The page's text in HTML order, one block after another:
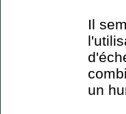
Il
un